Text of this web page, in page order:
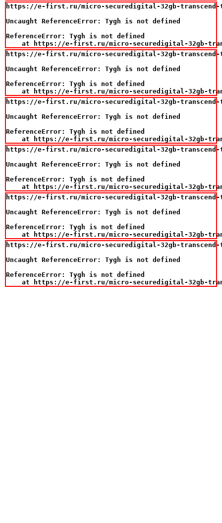
https://e-first.ru/micro-securedigital-32gb-transcend-
Uncaught ReferenceError: Tygh is not defined
ReferenceError: Tygh is not defined
at https://e-first.ru/micro-securedigital-32gb-
https://e-first.ru/micro-securedigital-32gb-transcend-
Uncaught ReferenceError: Tygh is not defined
ReferenceError: Tygh is not defined
at https://e-first.ru/micro-securedigital-32gb-
https://e-first.ru/micro-securedigital-32gb-transcend-
Uncaught ReferenceError: Tygh is not defined
ReferenceError: Tygh is not defined
at https://e-first.ru/micro-securedigital-32gb-
https://e-first.ru/micro-securedigital-32gb-transcend-
Uncaught ReferenceError: Tygh is not defined
ReferenceError: Tygh is not defined
at https://e-first.ru/micro-securedigital-32gb-
https://e-first.ru/micro-securedigital-32gb-transcend-
Uncaught ReferenceError: Tygh is not defined
ReferenceError: Tygh is not defined
at https://e-first.ru/micro-securedigital-32gb-
https://e-first.ru/micro-securedigital-32gb-transcend-
Uncaught ReferenceError: Tygh is not defined
ReferenceError: Tygh is not defined
at https://e-first.ru/micro-securedigital-32gb-